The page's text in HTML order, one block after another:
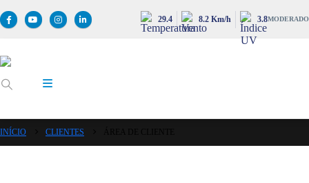
29.4 8.2 Km/h 3.8MODERADO
INÍCIO CLIENTES